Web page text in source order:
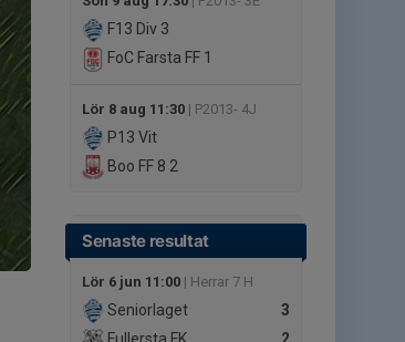
F13 Div 3
FoC Farsta FF 1
Lör 8 aug 11:30 | P2013- 4J
P13 Vit
Boo FF 8 2
Senaste resultat
Lör 6 jun 11:00 | Herrar 7 H
3
Seniorlaget